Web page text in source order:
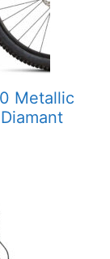
Metallic